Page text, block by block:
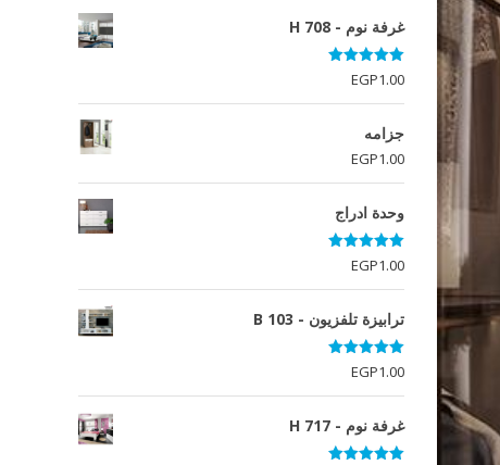
غرفة نوم - H 708
تم التقييم
5.00
من 5
EGP1.00
جزامه
EGP1.00
وحدة ادراج
تم التقييم
5.00
من 5
EGP1.00
ترابيزة تلفزيون - B 103
تم التقييم
5.00
من 5
EGP1.00
غرفة نوم - H 717